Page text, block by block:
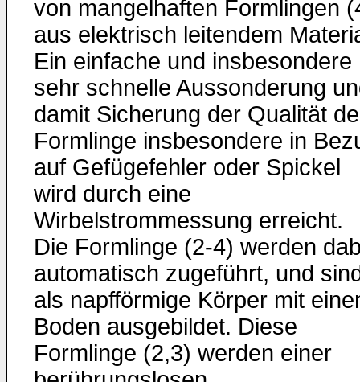
von mangelhaften Formlingen
aus elektrisch leitendem
Ein einfache und insbesondere
sehr schnelle Aussonderung
damit Sicherung der Qualität
Formlinge insbesondere in
auf Gefügefehler oder Spickel
wird durch eine
Wirbelstrommessung erreicht.
Die Formlinge (2-4) werden
automatisch zugeführt, und
als napfförmige Körper mit
Boden ausgebildet. Diese
Formlinge (2,3) werden einer